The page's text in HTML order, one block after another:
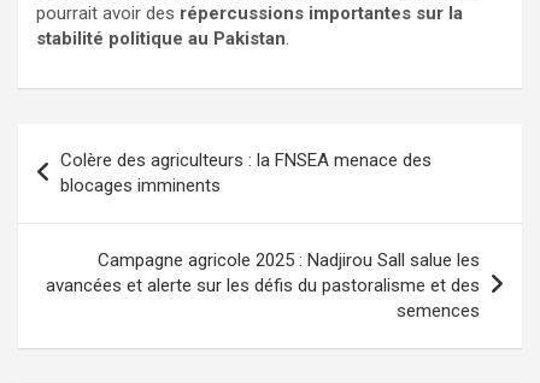
pourrait avoir des répercussions importantes sur la
stabilité politique au Pakistan.
Colère des agriculteurs : la FNSEA menace des
blocages imminents
Campagne agricole 2025 : Nadjirou Sall salue les
avancées et alerte sur les défis du pastoralisme et des
semences